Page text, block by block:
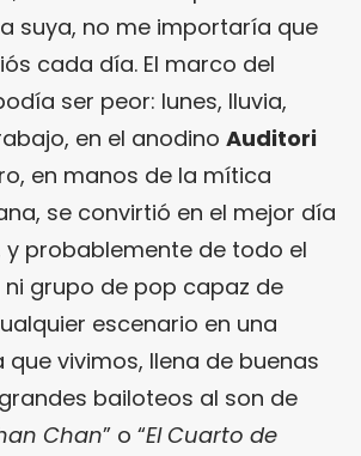
suya, no me importaría que
cada día. El marco del
ser peor: lunes, lluvia,
en el anodino Auditori
en manos de la mítica
se convirtió en el mejor día
y probablemente de todo el
ni grupo de pop capaz de
escenario en una
vivimos, llena de buenas
bailoteos al son de
Chan” o “El Cuarto de